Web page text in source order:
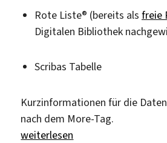
Rote Liste® (bereits als freie
Digitalen Bibliothek
Scribas Tabelle
Kurzinformationen für die
nach dem More-Tag.
„Kostenfrei „DrugBase“ testen“
weiterlesen